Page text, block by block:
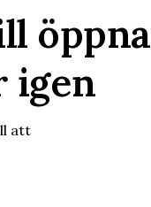
öppna
igen
att